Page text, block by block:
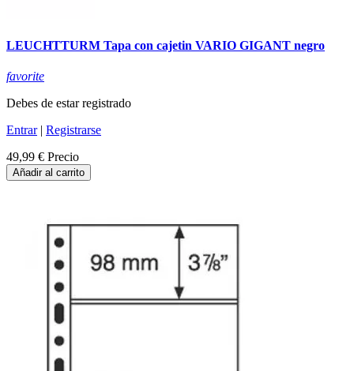
LEUCHTTURM Tapa con cajetin VARIO GIGANT negro
favorite
Debes de estar registrado
Entrar| Registrarse
49,99 € Precio
Añadir al carrito